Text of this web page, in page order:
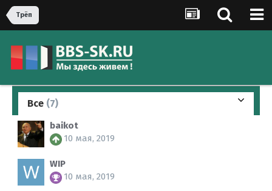
Трёп
Все (7)
baikot
10 мая, 2019
WIP
10 мая, 2019